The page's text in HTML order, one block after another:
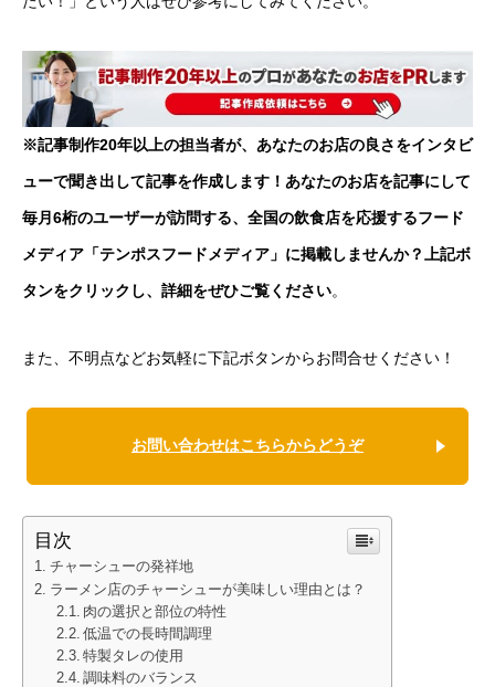
※記事制作20年以上の担当者が、あなたのお店の良さをインタビ
ューで聞き出して記事を作成します！あなたのお店を記事にして
毎月6桁のユーザーが訪問する、全国の飲食店を応援するフード
メディア「テンポスフードメディア」に掲載しませんか？上記ボ
タンをクリックし、詳細をぜひご覧ください。
また、不明点などお気軽に下記ボタンからお問合せください！
お問い合わせはこちらからどうぞ
目次
チャーシューの発祥地
ラーメン店のチャーシューが美味しい理由とは？
肉の選択と部位の特性
低温での長時間調理
特製タレの使用
調味料のバランス